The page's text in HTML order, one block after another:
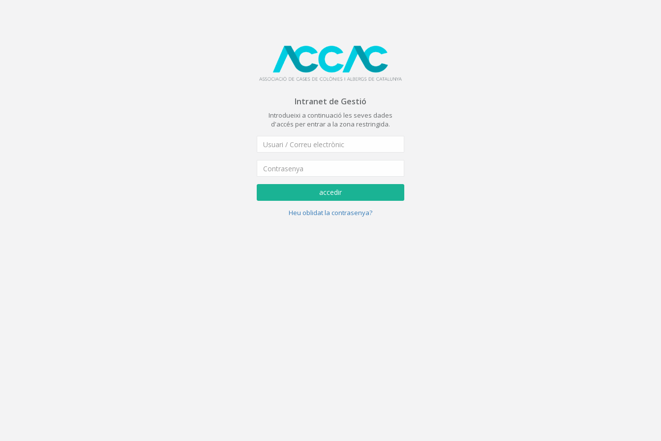
Intranet de Gestió
Introdueixi a continuació les seves dades
d'accés per entrar a la zona restringida.
accedir
Heu oblidat la contrasenya?